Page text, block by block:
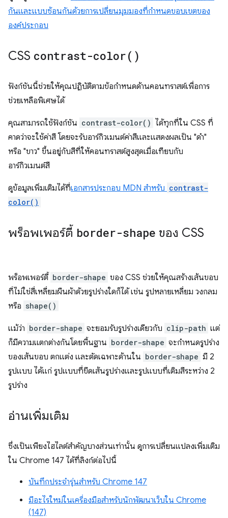
กันและแบบซ้อนกันด้วยการเปลี่ยนมุมมองที่กำหนดขอบเขตของ
องค์ประกอบ
CSS contrast-color( )
ฟังก์ชันนี้ช่วยให้คุณปฏิบัติตามข้อกำหนดด้านคอนทราสต์เพื่อการ
ช่วยเหลือพิเศษได้
คุณสามารถใช้ฟังก์ชัน contrast-color() ได้ทุกที่ใน CSS ที่
คาดว่าจะใช้ค่าสี โดยจะรับอาร์กิวเมนต์ค่าสีและแสดงผลเป็น "ดำ"
หรือ "ขาว" ขึ้นอยู่กับสีที่ให้คอนทราสต์สูงสุดเมื่อเทียบกับ
อาร์กิวเมนต์สี
ดูข้อมูลเพิ่มเติมได้ที่เอกสารประกอบ MDN สำหรับ contrast-
color()
พร็อพเพอร์ตี้ border-shape ของ CSS
พร็อพเพอร์ตี้ border-shape ของ CSS ช่วยให้คุณสร้างเส้นขอบ
ที่ไม่ใช่สี่เหลี่ยมผืนผ้าด้วยรูปร่างใดก็ได้ เช่น รูปหลายเหลี่ยม วงกลม
หรือ shape()
แม้ว่า border-shape จะยอมรับรูปร่างเดียวกับ clip-path แต่
ก็มีความแตกต่างกันโดยพื้นฐาน border-shape จะกำหนดรูปร่าง
ของเส้นขอบ ตกแต่ง และตัดเฉพาะด้านใน border-shape มี 2
รูปแบบ ได้แก่ รูปแบบที่ขีดเส้นรูปร่างและรูปแบบที่เติมสีระหว่าง 2
รูปร่าง
อ่านเพิ่มเติม
ซึ่งเป็นเพียงไฮไลต์สำคัญบางส่วนเท่านั้น ดูการเปลี่ยนแปลงเพิ่มเติม
ใน Chrome 147 ได้ที่ลิงก์ต่อไปนี้
บันทึกประจำรุ่นสำหรับ Chrome 147
มีอะไรใหม่ในเครื่องมือสำหรับนักพัฒนาเว็บใน Chrome
(147)